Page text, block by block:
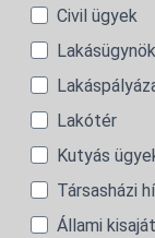
Civil ügyek
Lakótér
Kutyás
Társasházi
Állami